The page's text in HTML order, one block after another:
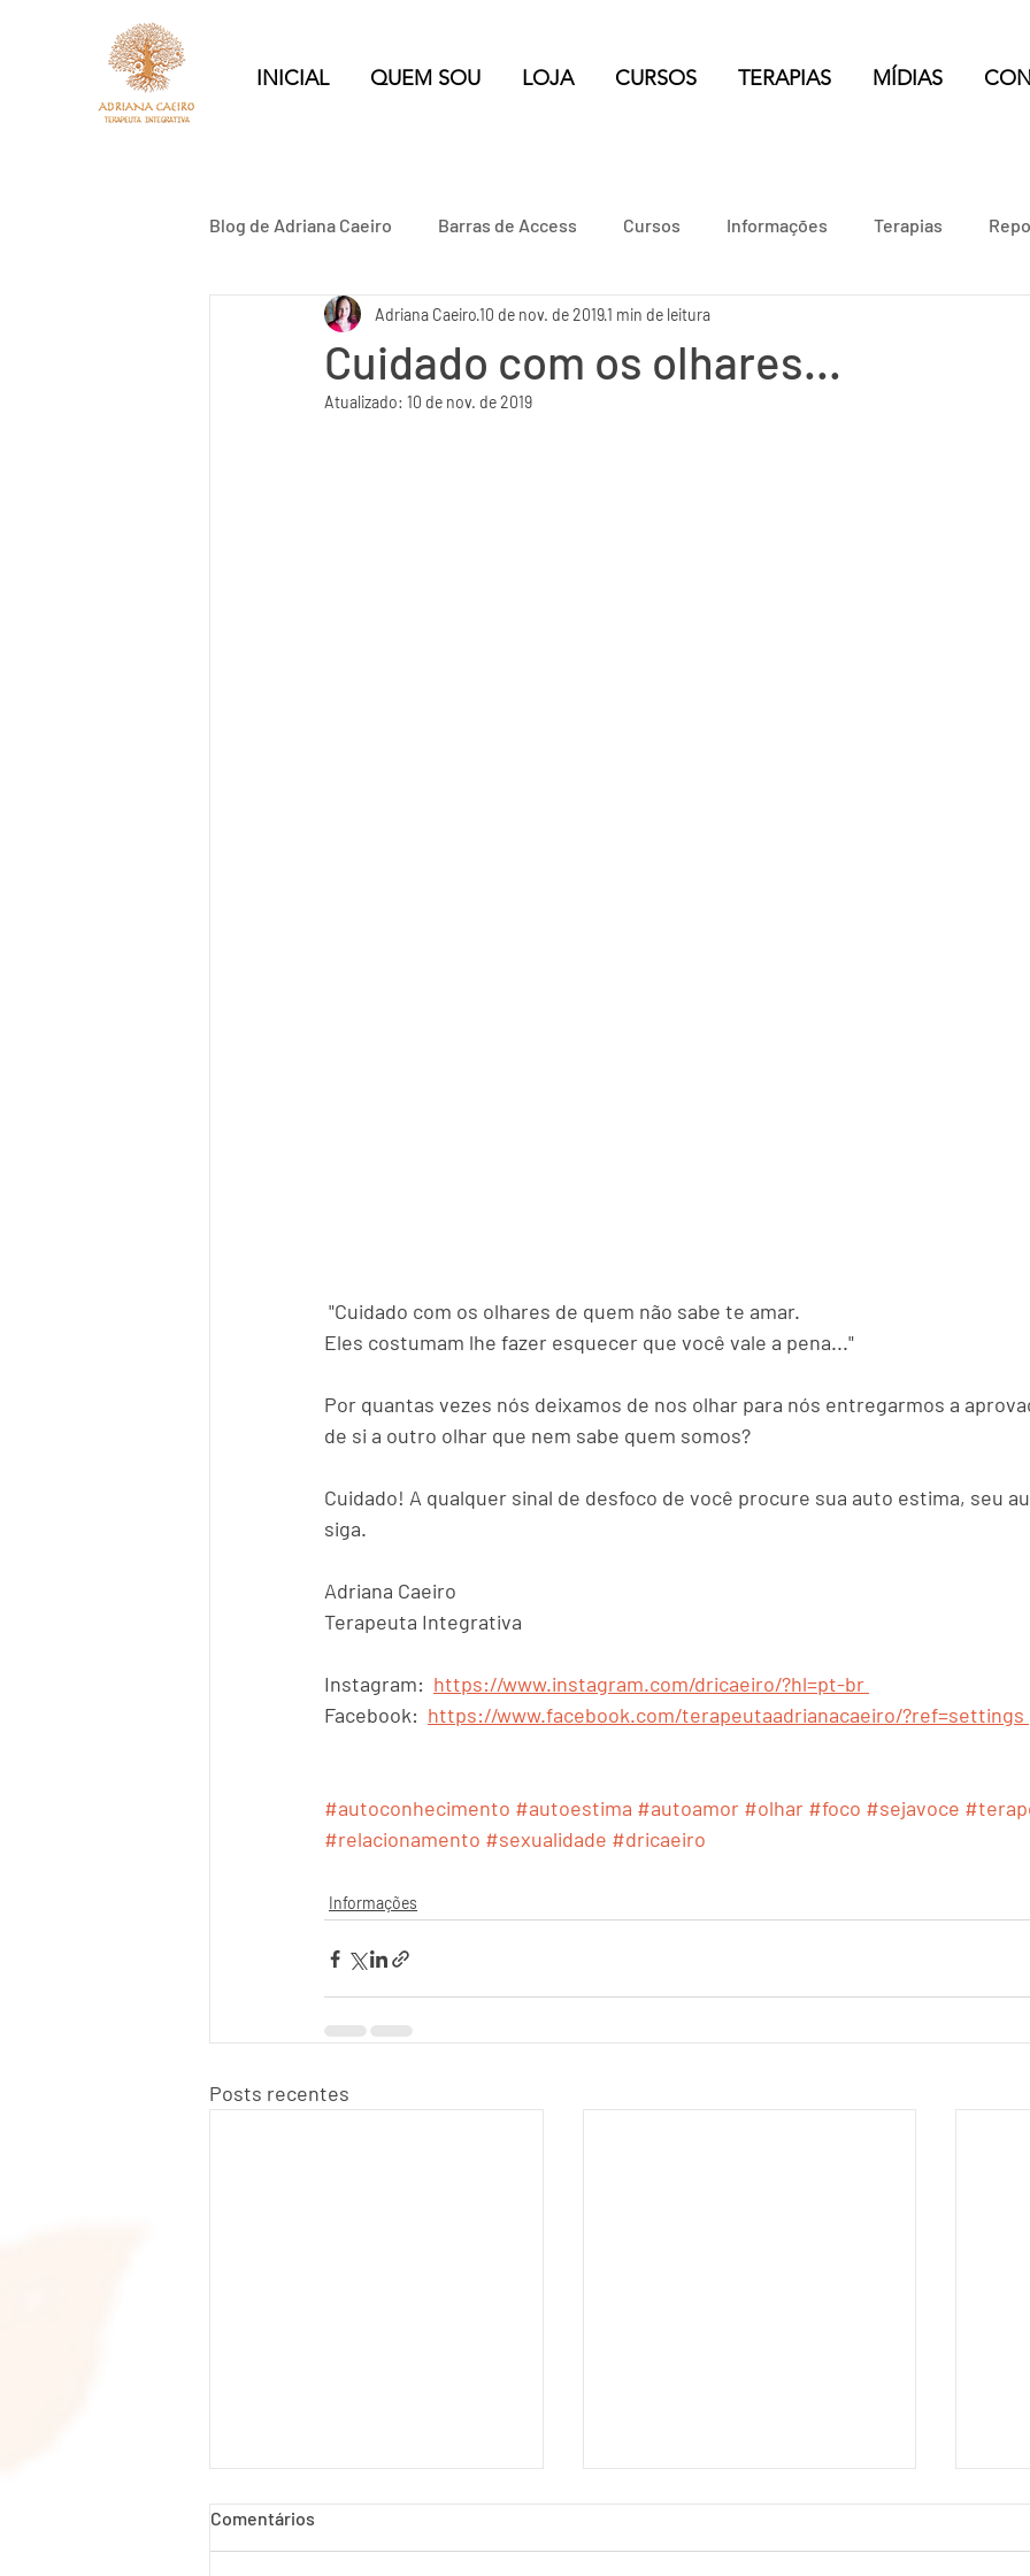
INICIAL QUEM SOU LOJA CURSOS TERAPIAS MÍDIAS
Blog de Adriana Caeiro Barras de Access Cursos Informações Terapias
Relacionamento Abusivo
Cuidado com os olhares...
Adriana Caeiro10 de nov. de 20191 min de leitura
Atualizado: 10 de nov. de 2019
"Cuidado com os olhares de quem não sabe te amar.
Eles costumam lhe fazer esquecer que você vale a pena..."
Por quantas vezes nós deixamos de nos olhar para nós entregarmos a
de si a outro olhar que nem sabe quem somos?
Cuidado! A qualquer sinal de desfoco de você procure sua auto estima, seu
siga.
Adriana Caeiro
Terapeuta Integrativa
Instagram: https://www.instagram.com/dricaeiro/?hl=pt-br
Facebook: https://www.facebook.com/terapeutaadrianacaeiro/?ref=settings
#autoconhecimento #autoestima #autoamor #olhar #foco #sejavoce
#relacionamento #sexualidade #dricaeiro
Informações
Posts recentes
Comentários